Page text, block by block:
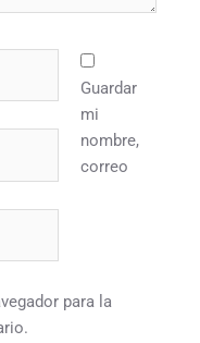
Guardar
mi
nombre,
correo
para la